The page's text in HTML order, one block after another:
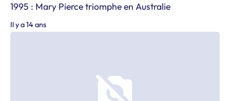
1995 : Mary Pierce triomphe en Australie
Il y a 14 ans